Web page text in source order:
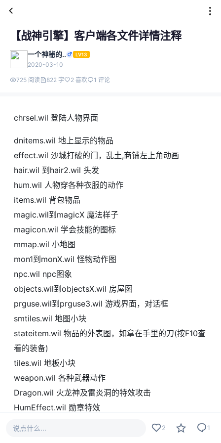
【战神引擎】客户端各文件详情注释
一个神秘的.. LV13
2020-03-10
725 阅读 822 字 2 喜欢 1 评论
chrsel.wil 登陆人物界面
dnitems.wil 地上显示的物品
effect.wil 沙城打破的门，乱土,商铺左上角动画
hair.wil 到hair2.wil 头发
hum.wil 人物穿各种衣服的动作
items.wil 背包物品
magic.wil到magicX 魔法样子
magicon.wil 学会技能的图标
mmap.wil 小地图
mon1到monX.wil 怪物动作图
npc.wil npc图象
objects.wil到objectsX.wil 房屋图
prguse.wil到prguse3.wil 游戏界面，对话框
smtiles.wil 地图小块
stateitem.wil 物品的外表图，如拿在手里的刀(按F10查
看的装备)
tiles.wil 地板小块
weapon.wil 各种武器动作
Dragon.wil 火龙神及雷炎洞的特效攻击
HumEffect.wil 勋章特效
Helmet.wil 头盔
说点什么... 2 1